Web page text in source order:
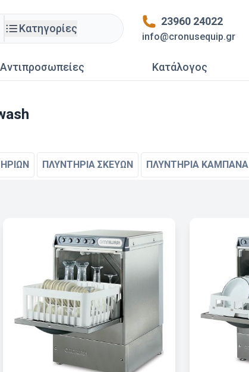
Κατηγορίες
23960 24022
info@cronusequip.gr
Αντιπροσωπείες Κατάλογος
ΠΛΥΝΤΗΡΙΑ ΣΚΕΥΩΝ ΠΛΥΝΤΗΡΙΑ ΚΑΜΠΑΝΑ